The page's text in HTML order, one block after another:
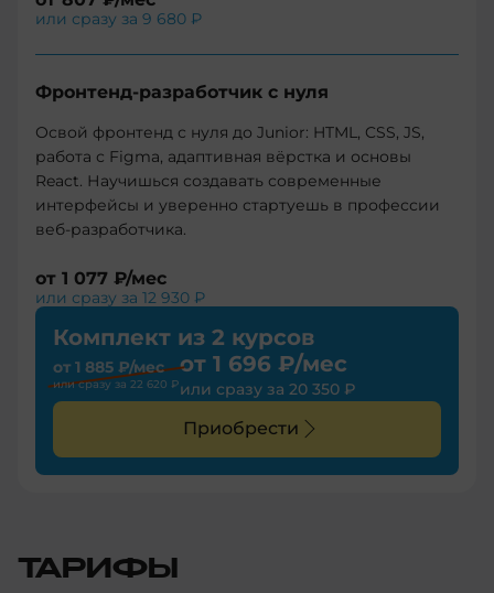
или сразу за 9 680 ₽
Фронтенд-разработчик с нуля
Освой фронтенд с нуля до Junior: HTML, CSS, JS,
работа с Figma, адаптивная вёрстка и основы
React. Научишься создавать современные
интерфейсы и уверенно стартуешь в профессии
веб-разработчика.
от 1 077 ₽/мес
или сразу за 12 930 ₽
Комплект из 2 курсов
от 1 885 ₽/мес
или сразу за 22 620 ₽
от 1 696 ₽/мес
или сразу за 20 350 ₽
Приобрести
ТАРИФЫ